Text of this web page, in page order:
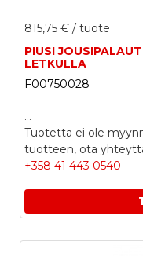
815,75 € / tuote
PIUSI
LETKULLA
F00750028
...
Tuotetta ei ole
tuotteen, ota
+358 41 443 0540